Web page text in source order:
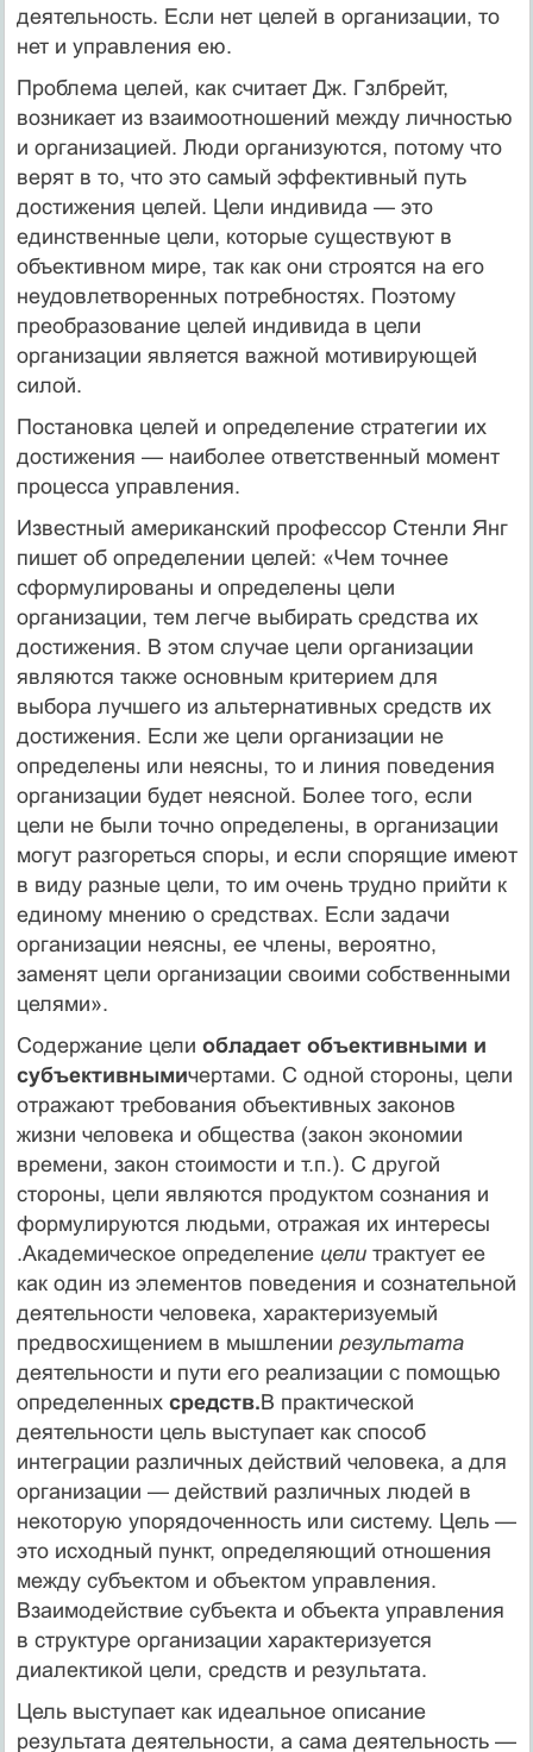
деятельность. Если нет целей в организа­ции, то
нет и управления ею.
Проблема целей, как считает Дж. Гзлбрейт,
возникает из взаи­моотношений между личностью
и организацией. Люди организуют­ся, потому что
верят в то, что это самый эффективный путь
дости­жения целей. Цели индивида — это
единственные цели, которые существуют в
объективном мире, так как они строятся на его
не­удовлетворенных потребностях. Поэтому
преобразование целей ин­дивида в цели
организации является важной мотивирующей
силой.
Постановка целей и определение стратегии их
достижения — наиболее ответственный момент
процесса управления.
Известный американский профессор Стенли Янг
пишет об определении целей: «Чем точнее
сформулированы и определены цели
организации, тем легче выбирать средства их
достижения. В этом случае цели организации
являются также основным кри­терием для
выбора лучшего из альтернативных средств их
дос­тижения. Если же цели организации не
определены или неясны, то и линия поведения
организации будет неясной. Более того, если
цели не были точно определены, в организации
могут раз­гореться споры, и если спорящие имеют
в виду разные цели, то им очень трудно прийти к
единому мнению о средствах. Если задачи
организации неясны, ее члены, вероятно,
заменят цели организации своими собственными
целями».
Содержание цели обладает объективными и
субъективнымичер­тами. С одной стороны, цели
отражают требования объективных законов
жизни человека и общества (закон экономии
времени, закон стоимости и т.п.). С другой
стороны, цели являются продук­том сознания и
формулируются людьми, отражая их интересы
.Академическое определение цели трактует ее
как один из элементов поведения и сознательной
деятельности человека, характеризуемый
предвосхищением в мышлении результата
деятельности и пути его реализации с помощью
определенных средств.В практической
деятельности цель выступает как спо­соб
интеграции различных действий человека, а для
организа­ции — действий различных людей в
некоторую упорядоченность или систему. Цель —
это исходный пункт, определяющий от­ношения
между субъектом и объектом управления.
Взаимодей­ствие субъекта и объекта управления
в структуре организации характеризуется
диалектикой цели, средств и результата.
Цель выступает как идеальное описание
результата деятель­ности, а сама деятельность —